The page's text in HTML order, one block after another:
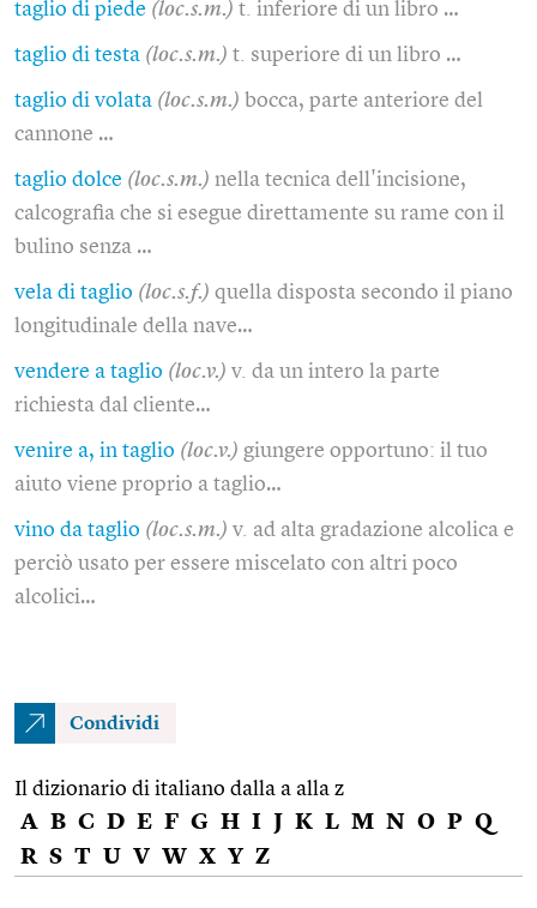
taglio di piede (loc.s.m.) t. inferiore di un libro …
taglio di testa (loc.s.m.) t. superiore di un libro …
taglio di volata (loc.s.m.) bocca, parte anteriore del
cannone …
taglio dolce (loc.s.m.) nella tecnica dell'incisione,
calcografia che si esegue direttamente su rame con il
bulino senza …
vela di taglio (loc.s.f.) quella disposta secondo il piano
longitudinale della nave…
vendere a taglio (loc.v.) v. da un intero la parte
richiesta dal cliente…
venire a, in taglio (loc.v.) giungere opportuno: il tuo
aiuto viene proprio a taglio…
vino da taglio (loc.s.m.) v. ad alta gradazione alcolica e
perciò usato per essere miscelato con altri poco
alcolici…
Condividi
Il dizionario di italiano dalla a alla z
A B C D E F G H I J K L M N O P Q
R S T U V W X Y Z